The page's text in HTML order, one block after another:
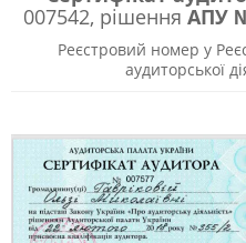
007542, рішення АПУ
Реєстровий номер у
аудиторської